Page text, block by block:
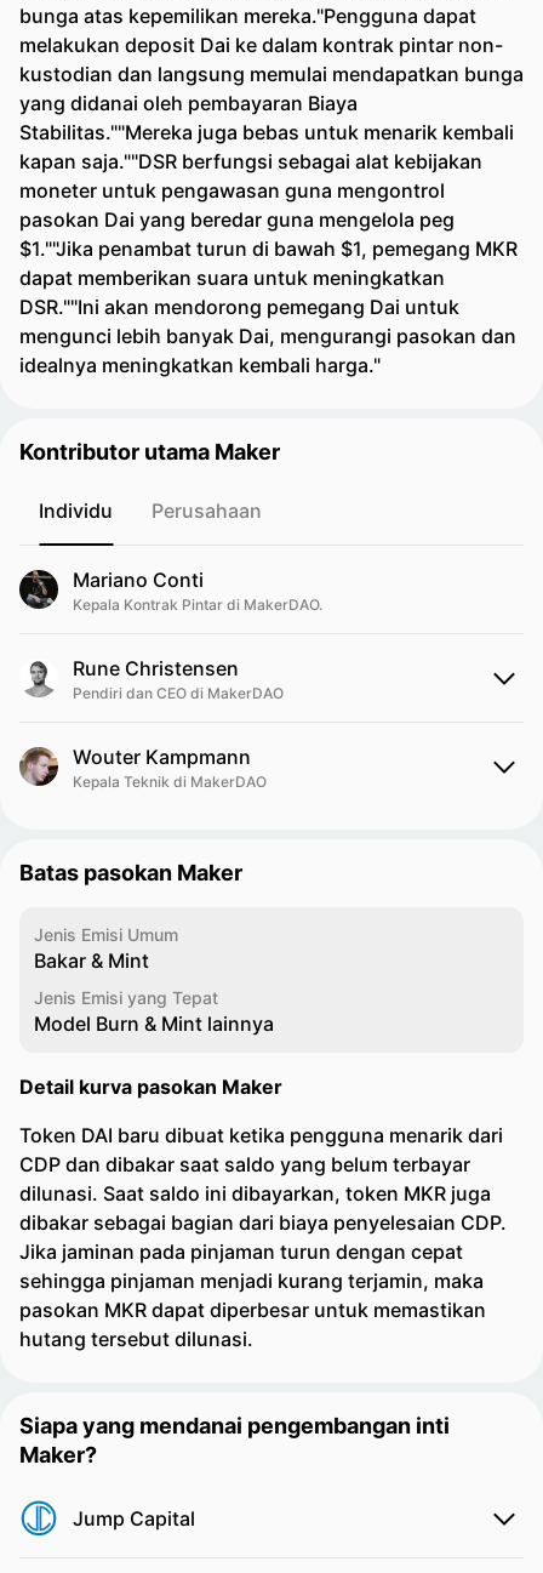
bunga atas kepemilikan mereka."Pengguna dapat
melakukan deposit Dai ke dalam kontrak pintar non-
kustodian dan langsung memulai mendapatkan bunga
yang didanai oleh pembayaran Biaya
Stabilitas.""Mereka juga bebas untuk menarik kembali
kapan saja.""DSR berfungsi sebagai alat kebijakan
moneter untuk pengawasan guna mengontrol
pasokan Dai yang beredar guna mengelola peg
$1.""Jika penambat turun di bawah $1, pemegang MKR
dapat memberikan suara untuk meningkatkan
DSR.""Ini akan mendorong pemegang Dai untuk
mengunci lebih banyak Dai, mengurangi pasokan dan
idealnya meningkatkan kembali harga."
Kontributor utama Maker
Individu Perusahaan
Mariano Conti
Kepala Kontrak Pintar di MakerDAO.
Rune Christensen
Pendiri dan CEO di MakerDAO
Wouter Kampmann
Kepala Teknik di MakerDAO
Batas pasokan Maker
Jenis Emisi Umum
Bakar & Mint
Jenis Emisi yang Tepat
Model Burn & Mint lainnya
Detail kurva pasokan Maker
Token DAI baru dibuat ketika pengguna menarik dari
CDP dan dibakar saat saldo yang belum terbayar
dilunasi. Saat saldo ini dibayarkan, token MKR juga
dibakar sebagai bagian dari biaya penyelesaian CDP.
Jika jaminan pada pinjaman turun dengan cepat
sehingga pinjaman menjadi kurang terjamin, maka
pasokan MKR dapat diperbesar untuk memastikan
hutang tersebut dilunasi.
Siapa yang mendanai pengembangan inti
Maker?
Jump Capital